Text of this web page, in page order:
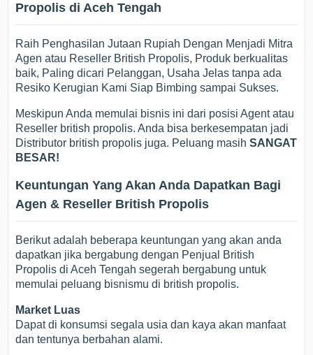
Propolis di Aceh Tengah
Raih Penghasilan Jutaan Rupiah Dengan Menjadi Mitra
Agen atau Reseller British Propolis, Produk berkualitas
baik, Paling dicari Pelanggan, Usaha Jelas tanpa ada
Resiko Kerugian Kami Siap Bimbing sampai Sukses.
Meskipun Anda memulai bisnis ini dari posisi Agent atau
Reseller british propolis. Anda bisa berkesempatan jadi
Distributor british propolis juga. Peluang masihSANGAT
BESAR!
Keuntungan Yang Akan Anda Dapatkan Bagi
Agen & Reseller British Propolis
Berikut adalah beberapa keuntungan yang akan anda
dapatkan jika bergabung dengan Penjual British
Propolis di Aceh Tengah segerah bergabung untuk
memulai peluang bisnismu di british propolis.
Market Luas
Dapat di konsumsi segala usia dan kaya akan manfaat
dan tentunya berbahan alami.